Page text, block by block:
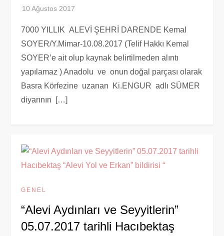
7000 YILLIK ALEVİ ŞEHRİ DARENDE Kemal
SOYER/Y.Mimar-10.08.2017 (Telif Hakkı Kemal
SOYER’e ait olup kaynak belirtilmeden alıntı
yapılamaz ) Anadolu ve onun doğal parçası olarak
Basra Körfezine uzanan Ki.ENGUR adlı SÜMER
diyarının […]
GENEL
“Alevi Aydınları ve Seyyitlerin”
05.07.2017 tarihli Hacıbektaş